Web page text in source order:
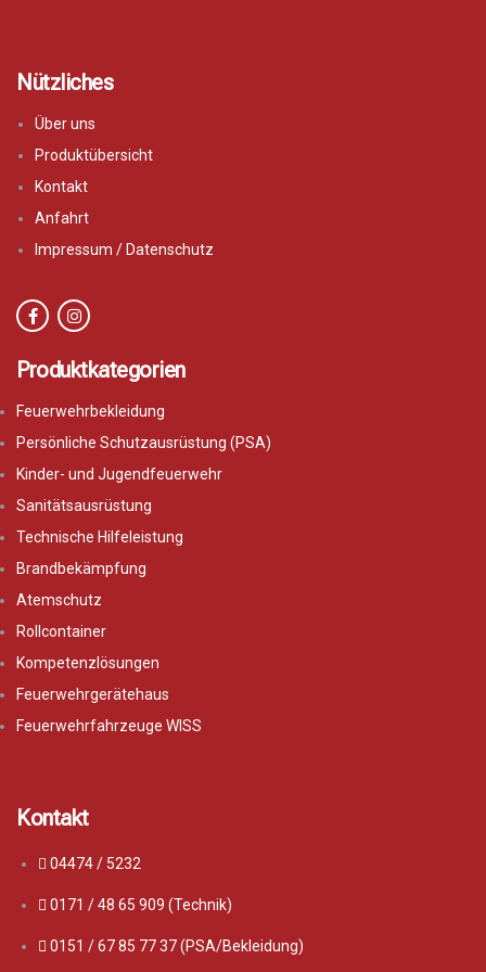
Nützliches
Über uns
Produktübersicht
Kontakt
Anfahrt
Impressum / Datenschutz
Produktkategorien
Feuerwehrbekleidung
Persönliche Schutzausrüstung (PSA)
Kinder- und Jugendfeuerwehr
Sanitätsausrüstung
Technische Hilfeleistung
Brandbekämpfung
Atemschutz
Rollcontainer
Kompetenzlösungen
Feuerwehrgerätehaus
Feuerwehrfahrzeuge WISS
Kontakt
04474 / 5232
0171 / 48 65 909 (Technik)
0151 / 67 85 77 37 (PSA/Bekleidung)